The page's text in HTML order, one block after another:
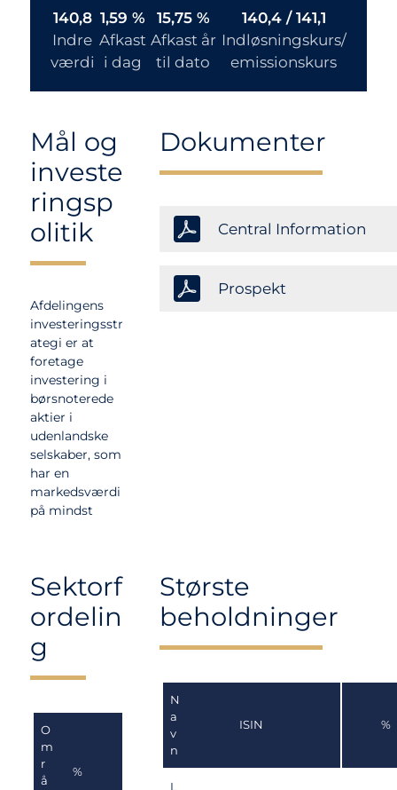
140,8
Indre
værdi
1,59 %
Afkast
i dag
15,75 %
Afkast år
til dato
140,4 / 141,1
Indløsningskurs/
emissionskurs
Mål og
investe
ringsp
olitik
Afdelingens
investeringsstr
ategi er at
foretage
investering i
børsnoterede
aktier i
udenlandske
selskaber, som
har en
markedsværdi
på mindst
langsigtede
vækstmulighe
der efter
Selskabets
vurdering er
højere end den
aktiekurs
tilsiger.
Afdelingen vil
Sektorf
ordelin
g
O
m
r
å
%
Største
beholdninger
N
a
v
n
ISIN %
L
Dokumenter
Central Information
Prospekt